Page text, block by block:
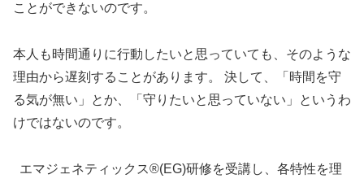
ことができないのです。
本人も時間通りに行動したいと思っていても、そのような
理由から遅刻することがあります。 決して、「時間を守
る気が無い」とか、「守りたいと思っていない」というわ
けではないのです。
エマジェネティックス®(EG)研修を受講し、各特性を理